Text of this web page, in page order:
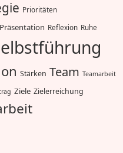
Prioritäten
Präsentation Reflexion Ruhe
Stärken Team Teamarbeit
Ziele Zielerreichung